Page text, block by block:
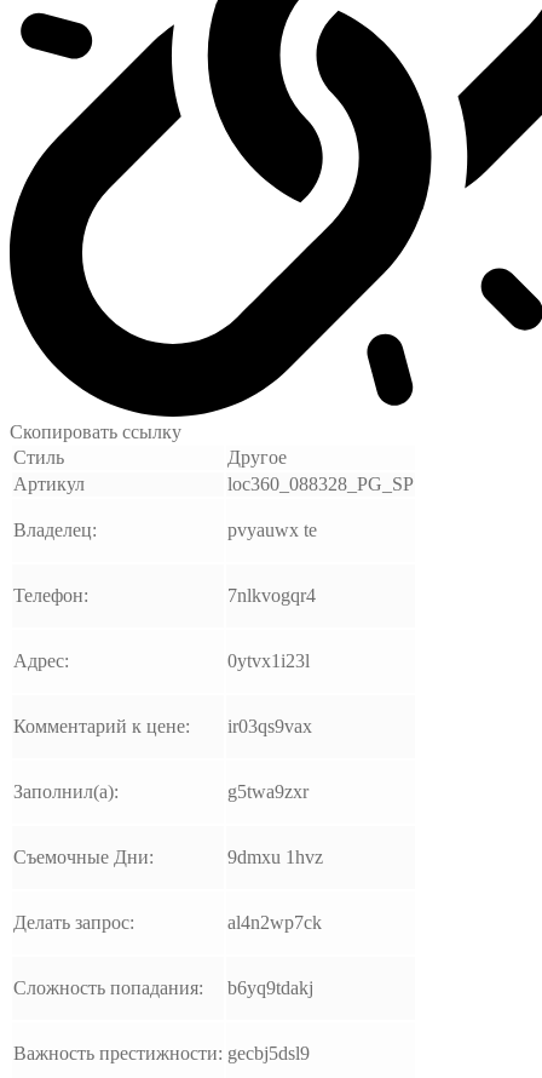
Скопировать ссылку
Стиль
Другое
Артикул
loc360_088328_PG_SP
Владелец: pvyauwx te
Телефон: 7nlkvogqr4
Адрес: 0ytvx1i23l
Комментарий к цене: ir03qs9vax
Заполнил(а): g5twa9zxr
Съемочные Дни: 9dmxu 1hvz
Делать запрос: al4n2wp7ck
Сложность попадания: b6yq9tdakj
Важность престижности: gecbj5dsl9